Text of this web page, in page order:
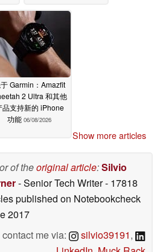
Garmin：Amazfit
2 Ultra 和其他
品支持新的 iPhone
功能 06/08/2026
Show more articles
of theoriginal article:Silvio
- Senior Tech Writer- 17818
published on Notebookcheck
2017
contact me via:
silvio39191,